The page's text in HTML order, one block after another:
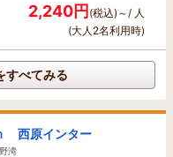
2,240円(税込)～/ 人
(大人2名利用時)
すべてみる
西原インター
湾